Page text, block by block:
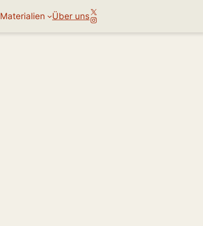
Materialien Über unsX
Instagram